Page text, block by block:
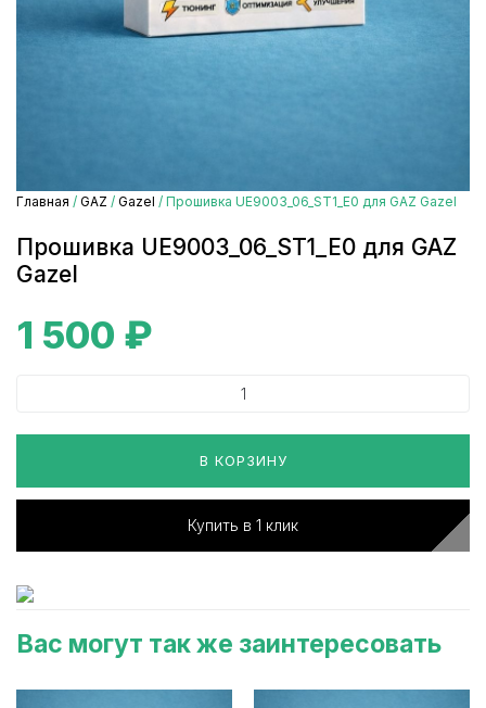
Главная / GAZ / Gazel / Прошивка UE9003_06_ST1_E0 для GAZ Gazel
Прошивка UE9003_06_ST1_E0 для GAZ
Gazel
1 500 ₽
В КОРЗИНУ
Купить в 1 клик
Вас могут так же заинтересовать